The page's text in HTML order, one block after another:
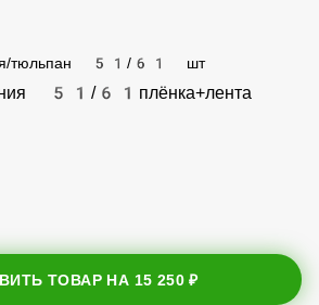
тюльпан 51/61 шт
51/61плëнка+лента
ТОВАР НА 15 250 ₽